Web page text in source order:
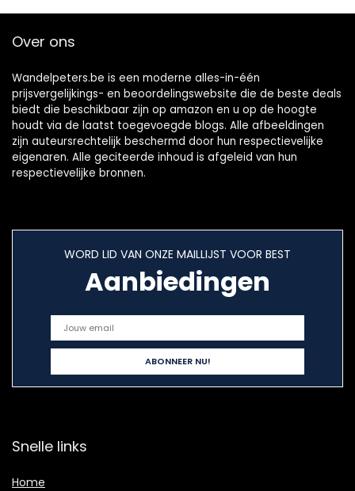
Over ons
Wandelpeters.be is een moderne alles-in-één
prijsvergelijkings- en beoordelingswebsite die de beste deals
biedt die beschikbaar zijn op amazon en u op de hoogte
houdt via de laatst toegevoegde blogs. Alle afbeeldingen
zijn auteursrechtelijk beschermd door hun respectievelijke
eigenaren. Alle geciteerde inhoud is afgeleid van hun
respectievelijke bronnen.
WORD LID VAN ONZE MAILLIJST VOOR BEST
Aanbiedingen
Snelle links
Home